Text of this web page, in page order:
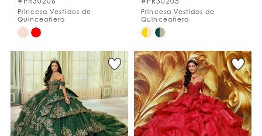
Princesa Vestidos de
Quinceañera
Skip
List
#ee997483cc
to
end
Princesa Vestidos de
Quinceañera
Skip
List
#e703315658
to
end